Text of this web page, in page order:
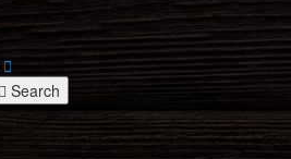
Search